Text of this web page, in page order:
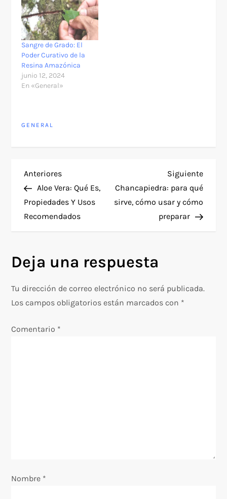
Sangre de Grado: El
Poder Curativo de la
Resina Amazónica
junio 12, 2024
En «General»
GENERAL
N
a
v
g
a
n
Entrada
anterior
Anteriores
Aloe Vera: Qué Es,
Propiedades Y Usos
Recomendados
Siguiente
Chancapiedra: para qué
sirve, cómo usar y cómo
preparar
Deja una respuesta
Tu dirección de correo electrónico no será publicada.
Los campos obligatorios están marcados con *
Comentario *
Nombre *